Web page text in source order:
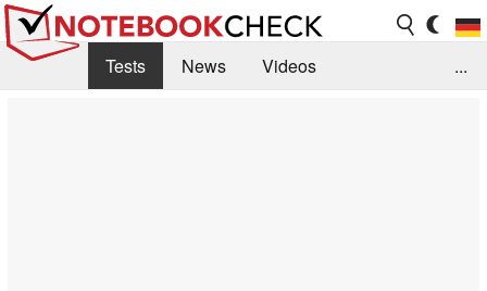
Tests News
Videos
...